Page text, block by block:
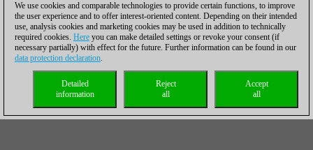
We use cookies and comparable technologies to provide certain functions, to improve
the user experience and to offer interest-oriented content. Depending on their intended
use, analysis cookies and marketing cookies may be used in addition to technically
required cookies. Here you can make detailed settings or revoke your consent (if
necessary partially) with effect for the future. Further information can be found in our
data protection declaration.
Accept
all
Reject
all
Detailed
information